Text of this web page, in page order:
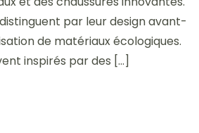
mode
:
par leur design avant-
de matériaux écologiques.
inspirés par des […]